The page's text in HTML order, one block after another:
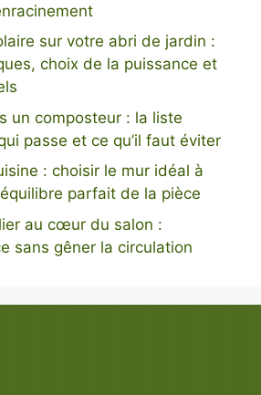
sur votre abri de jardin :
choix de la puissance et
un composteur : la liste
passe et ce qu’il faut éviter
: choisir le mur idéal à
parfait de la pièce
au cœur du salon :
sans gêner la circulation